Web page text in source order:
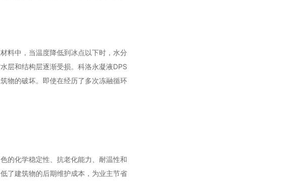
料中，当温度降低到冰点以下时，水分
层和结构层逐渐受损。科洛永凝液DPS
物的破坏。即使在经历了多次冻融循环
的化学稳定性、抗老化能力、耐温性和
了建筑物的后期维护成本，为业主节省